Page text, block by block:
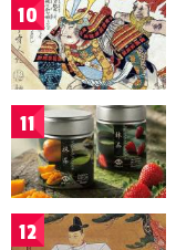
10
11
12